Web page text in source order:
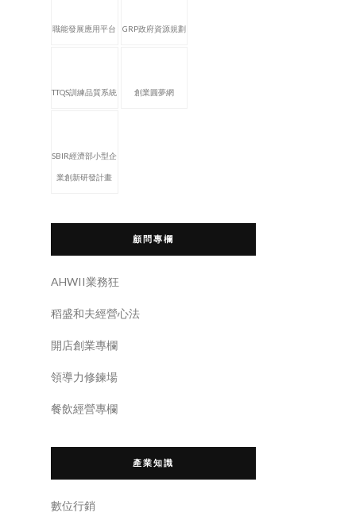
職能發展應用平台 GRP政府資源規劃
TTQS訓練品質系統 創業圓夢網
SBIR經濟部小型企
業創新研發計畫
顧問專欄
AHWII業務狂
稻盛和夫經營心法
開店創業專欄
領導力修鍊場
餐飲經營專欄
產業知識
數位行銷